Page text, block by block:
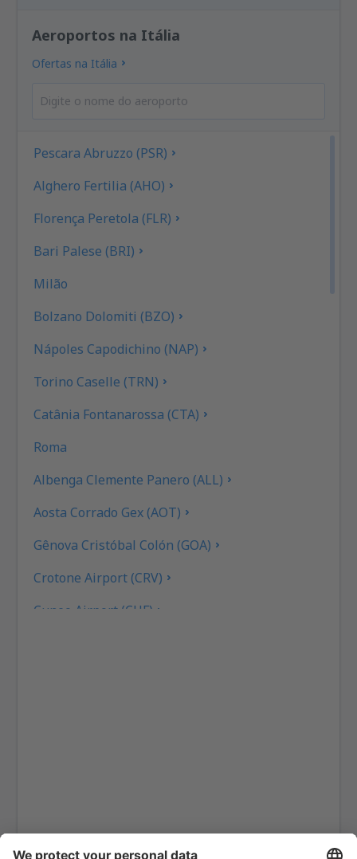
Aeroportos na Itália
Ofertas na Itália
Pescara Abruzzo (PSR)
Alghero Fertilia (AHO)
Florença Peretola (FLR)
Bari Palese (BRI)
Milão
Bolzano Dolomiti (BZO)
Nápoles Capodichino (NAP)
Torino Caselle (TRN)
Catânia Fontanarossa (CTA)
Roma
Albenga Clemente Panero (ALL)
Aosta Corrado Gex (AOT)
Gênova Cristóbal Colón (GOA)
Crotone Airport (CRV)
Cuneo Airport (CUF)
Bolonha Guillermo Marconi (BLQ)